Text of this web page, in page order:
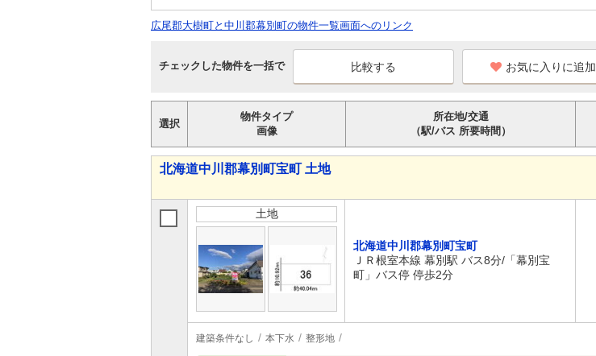
広尾郡大樹町と中川郡幕別町の物件一覧画面へのリンク
チェックした物件を一括で お気に入りに追加
選択
物件タイプ
画像
所在地/交通
（駅/バス 所要時間）
北海道中川郡幕別町宝町 土地
土地
北海道中川郡幕別町宝町
ＪＲ根室本線 幕別駅 バス8分/「幕別宝
町」バス停 停歩2分
建築条件なし 本下水 整形地